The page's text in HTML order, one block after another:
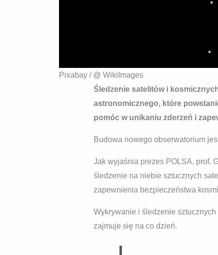
Pixabay / @ WikiImages
Śledzenie satelitów i
astronomicznego, które
pomóc w unikaniu zderzeń i
Budowa nowego obserwatorium
Jak wyjaśnia prezes POLSA, prof.
śledzenie na niebie sztucznych
zapewnienia bezpieczeństwa
Wykrywanie i śledzenie
zajmuje się na co dzień.